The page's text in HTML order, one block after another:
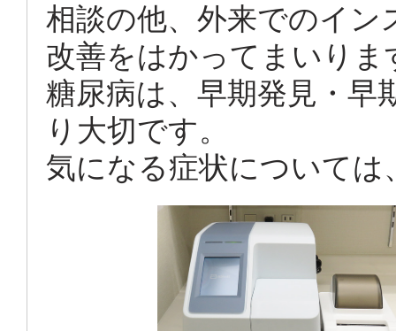
相談の他、外来でのイン
改善をはかってまいりま
糖尿病は、早期発見・早
り大切です。
気になる症状について